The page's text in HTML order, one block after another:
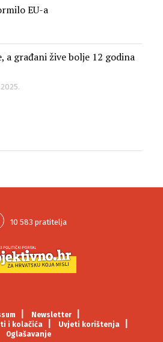
EU-a
a građani žive bolje 12 godina
Newsletter
i kolačića
Uvjeti korištenja
Oglašavanje